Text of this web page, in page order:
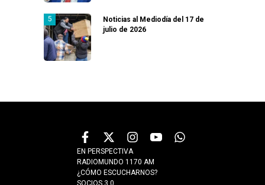
Noticias al Mediodía del 17 de
julio de 2026
EN PERSPECTIVA
RADIOMUNDO 1170 AM
¿CÓMO ESCUCHARNOS?
SOCIOS 3.0